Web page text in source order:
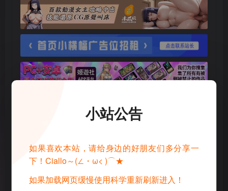
小站公告
如果喜欢本站，请给身边的好朋友们多分享一
下！Ciallo～(∠・ω< )⌒★
如果加载网页缓慢使用科学重新刷新进入！